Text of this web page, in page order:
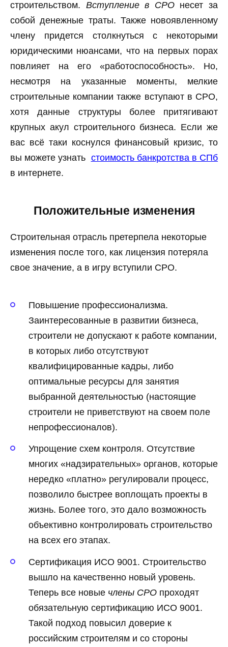
строительством. Вступление в СРОнесет за
собой денежные траты. Также новоявленному
члену придется столкнуться с некоторыми
юридическими нюансами, что на первых порах
повлияет на его «работоспособность». Но,
несмотря на указанные моменты, мелкие
строительные компании также вступают в СРО,
хотя данные структуры более притягивают
крупных акул строительного бизнеса. Если же
вас всё таки коснулся финансовый кризис, то
вы можете узнать стоимость банкротства в СПб
в интернете.
Положительные изменения
Строительная отрасль претерпела некоторые
изменения после того, как лицензия потеряла
свое значение, а в игру вступили СРО.
Повышение профессионализма.
Заинтересованные в развитии бизнеса,
строители не допускают к работе компании,
в которых либо отсутствуют
квалифицированные кадры, либо
оптимальные ресурсы для занятия
выбранной деятельностью (настоящие
строители не приветствуют на своем поле
непрофессионалов).
Упрощение схем контроля. Отсутствие
многих «надзирательных» органов, которые
нередко «платно» регулировали процесс,
позволило быстрее воплощать проекты в
жизнь. Более того, это дало возможность
объективно контролировать строительство
на всех его этапах.
Сертификация ИСО 9001. Строительство
вышло на качественно новый уровень.
Теперь все новые члены СРО проходят
обязательную сертификацию ИСО 9001.
Такой подход повысил доверие к
российским строителям и со стороны